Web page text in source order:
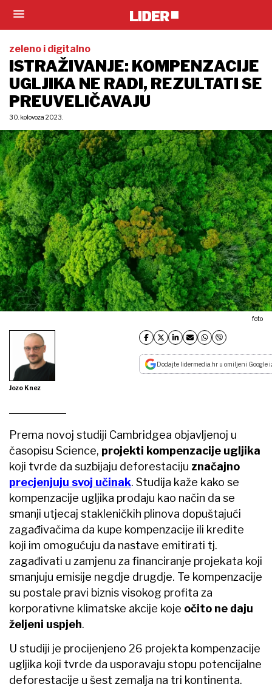
zeleno i digitalno
ISTRAŽIVANJE: KOMPENZACIJE
UGLJIKA NE RADI, REZULTATI SE
PREUVELIČAVAJU
30. kolovoza 2023.
foto
Jozo Knez
Dodajte lidermedia.hr u omiljeni Google
Prema novoj studiji Cambridgea objavljenoj u
časopisu Science, projekti kompenzacije ugljika
koji tvrde da suzbijaju deforestaciju značajno
precjenjuju svoj učinak. Studija kaže kako se
kompenzacije ugljika prodaju kao način da se
smanji utjecaj stakleničkih plinova dopuštajući
zagađivačima da kupe kompenzacije ili kredite
koji im omogućuju da nastave emitirati tj.
zagađivati u zamjenu za financiranje projekata koji
smanjuju emisije negdje drugdje. Te kompenzacije
su postale pravi biznis visokog profita za
korporativne klimatske akcije koje očito ne daju
željeni uspjeh.
U studiji je procijenjeno 26 projekta kompenzacije
ugljika koji tvrde da usporavaju stopu potencijalne
deforestacije u šest zemalja na tri kontinenta.